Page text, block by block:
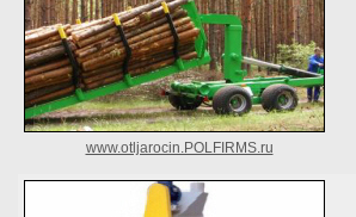
www.otljarocin.POLFIRMS.ru